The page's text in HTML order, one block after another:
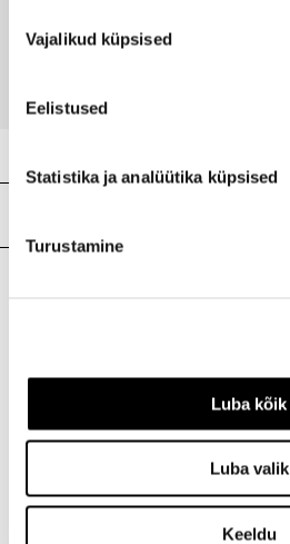
valik
Vajalikud küpsised
Eelistused
Statistika ja analüütika küpsised
Turustamine
Luba kõik
Luba valik
Keeldu
I.L.U. Rocca al Mare
Rocca al Mare Kaubanduskeskus